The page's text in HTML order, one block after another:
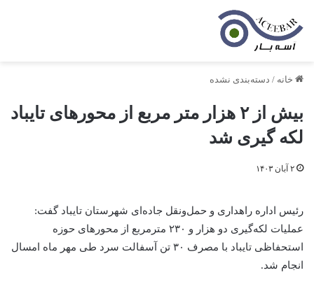
خانه / دسته‌بندی نشده
بیش از ۲ هزار متر مربع از محورهای تایباد
لکه گیری شد
۲ آبان ۱۴۰۳
رئیس اداره راهداری و حمل‌ونقل جاده‌ای شهرستان تایباد گفت:
عملیات لکه‌گیری دو هزار و ۲۳۰ مترمربع از محورهای حوزه
استحفاظی تایباد با مصرف ۳۰ تن آسفالت سرد طی مهر ماه امسال
انجام شد.